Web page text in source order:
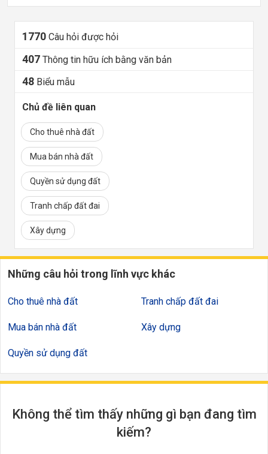
1770 Câu hỏi được hỏi
407 Thông tin hữu ích bằng văn bản
48 Biểu mẫu
Chủ đề liên quan
Cho thuê nhà đất
Mua bán nhà đất
Quyền sử dụng đất
Tranh chấp đất đai
Xây dựng
Những câu hỏi trong lĩnh vực khác
Cho thuê nhà đất
Mua bán nhà đất
Quyền sử dụng đất
Tranh chấp đất đai
Xây dựng
Không thể tìm thấy những gì bạn đang tìm
kiếm?